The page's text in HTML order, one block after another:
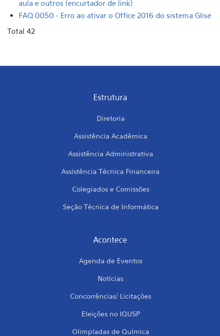
aula e outros (encurtador de link)
FAQ 0050 - Erro ao ativar o Office 2016 do sistema Glise
Total 42
Estrutura
Diretoria
Assistência Acadêmica
Assistência Administrativa
Assistência Técnica Financeira
Colegiados e Comissões
Seção Técnica de Informática
Acontece
Agenda de Eventos
Notícias
Concorrências/ Licitações
Eleições no IQUSP
Olimpíadas de Química